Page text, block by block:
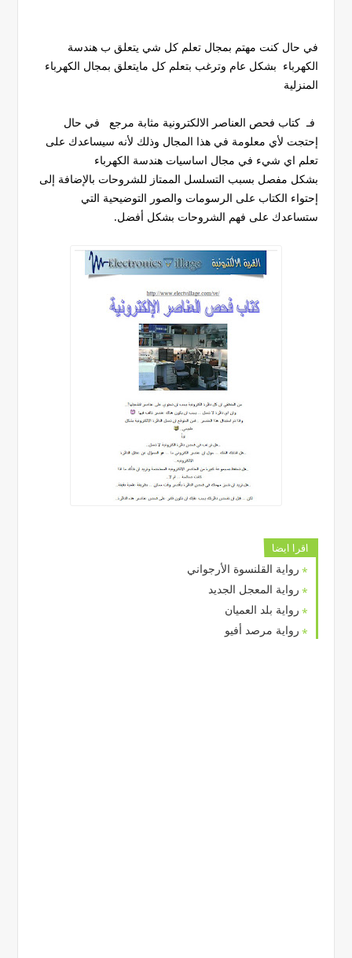
في حال كنت مهتم بمجال تعلم كل شي يتعلق ب هندسة
الكهرباء بشكل عام وترغب بتعلم كل مايتعلق بمجال الكهرباء
المنزلية
فـ كتاب فحص العناصر الالكترونية مثابة مرجع في حال
إحتجت لأي معلومة في هذا المجال وذلك لأنه سيساعدك على
تعلم اي شيء في مجال اساسيات هندسة الكهرباء
بشكل مفصل بسبب التسلسل الممتاز للشروحات بالإضافة إلى
إحتواء الكتاب على الرسومات والصور التوضيحية التي
ستساعدك على فهم الشروحات بشكل أفضل.
اقرا ايضا
رواية القلنسوة الأرجواني
رواية المعجل الجديد
رواية بلد العميان
رواية مرصد أفيو